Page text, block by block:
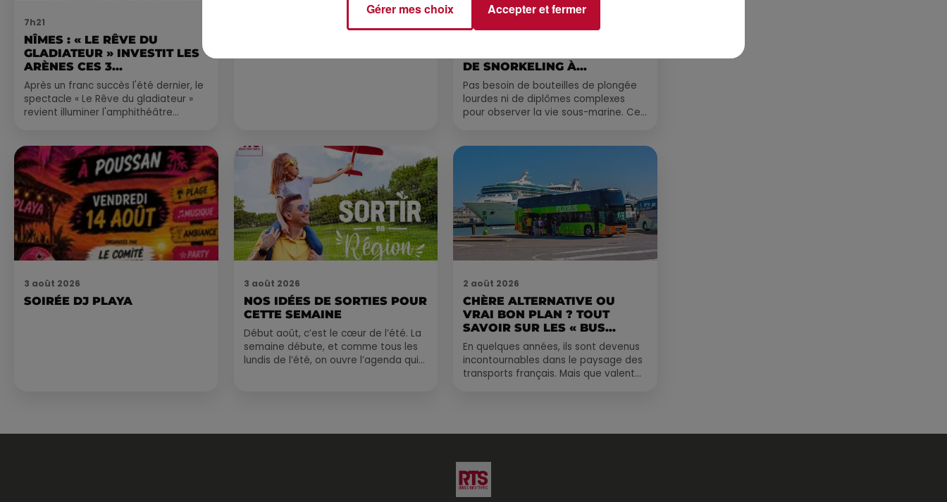
7h21
NÎMES : « LE RÊVE DU
GLADIATEUR » INVESTIT LES
ARÈNES CES 3...
Après un franc succès l'été dernier, le
spectacle « Le Rêve du gladiateur »
revient illuminer l'amphithéâtre
DE SNORKELING À
EXPLORER...
Pas besoin de bouteilles de plongée
lourdes ni de diplômes complexes
pour observer la vie sous-marine. Cet
3 août 2026
SOIRÉE DJ PLAYA
3 août 2026
NOS IDÉES DE SORTIES POUR
CETTE SEMAINE
Début août, c’est le cœur de l’été. La
semaine débute, et comme tous les
lundis de l’été, on ouvre l’agenda qui
2 août 2026
CHÈRE ALTERNATIVE OU
VRAI BON PLAN ? TOUT
SAVOIR SUR LES « BUS...
En quelques années, ils sont devenus
incontournables dans le paysage des
transports français. Mais que valent
Gérer mes choix Accepter et fermer